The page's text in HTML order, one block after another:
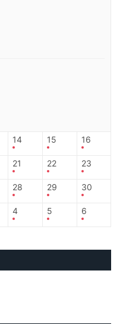
14 15 16
21 22 23
28 29 30
4 5 6